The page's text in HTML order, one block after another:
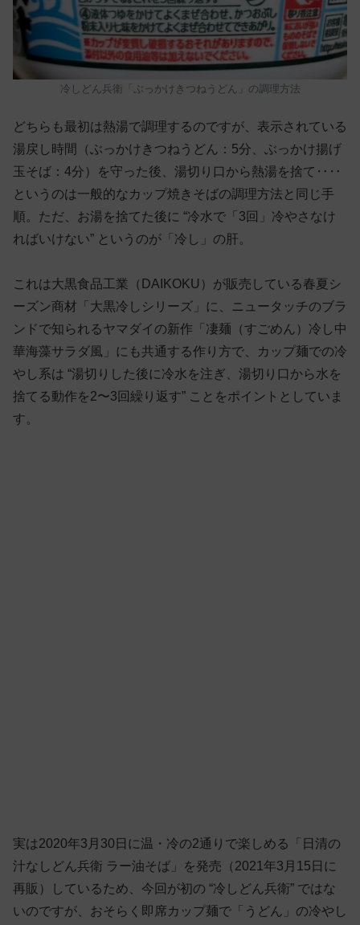
冷しどん兵衛「ぶっかけきつねうどん」の調理方法
どちらも最初は熱湯で調理するのですが、表示されている
湯戻し時間（ぶっかけきつねうどん：5分、ぶっかけ揚げ
玉そば：4分）を守った後、湯切り口から熱湯を捨て‥‥
というのは一般的なカップ焼きそばの調理方法と同じ手
順。ただ、お湯を捨てた後に “冷水で「3回」冷やさなけ
ればいけない” というのが「冷し」の肝。
これは大黒食品工業（DAIKOKU）が販売している​春夏シ
ーズン商材「大黒冷しシリーズ」に、ニュータッチのブラ
ンドで知られるヤマダイの新作「凄麺（すごめん）冷し中
華海藻サラダ風」にも共通する作り方で、カップ麺での冷
やし系は “湯切りした後に冷水を注ぎ、湯切り口から水を
捨てる動作を2〜3回繰り返す” ことをポイントとしていま
す。
実は2020年3月30日に温・冷の2通りで楽しめる「日清の
汁なしどん兵衛 ラー油そば」を発売（2021年3月15日に
再販）しているため、今回が初の “冷しどん兵衛” ではな
いのですが、おそらく即席カップ麺で「うどん」の冷やし